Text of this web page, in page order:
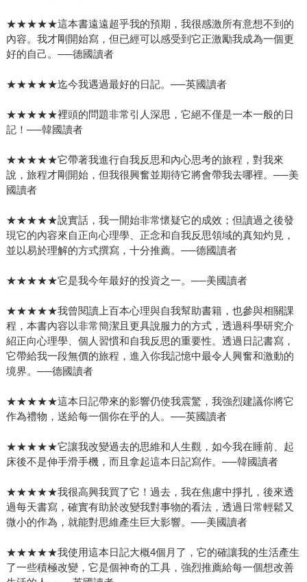
★★★★★這本書遠遠超乎我的預期，我很感激所有意想不到的
內容。我才剛開始寫，但已經可以感受到它正激勵我成為一個更
好的自己。──德國讀者
★★★★★迄今我遇過最好的日記。──英國讀者
★★★★★裡頭的問題非常引人深思，它絕不僅是一本一般的日
記！──韓國讀者
★★★★★它帶著我進行自我反思和內心思考的旅程，對我來
說，旅程才剛開始，但我很興奮並期待它將會帶我去哪裡。──美
國讀者
★★★★★說實話，我一開始非常懷疑它的成效；但讀過之後發
現它的內容來自正向心理學、正念和自我反思領域的真知灼見，
並以易於理解的方式撰寫，十分推薦。──德國讀者
★★★★★它是我今年最好的投資之一。──美國讀者
★★★★★我曾閱讀上百本心理與自我幫助書籍，也參與相關課
程，本書內容以非常簡潔且更具說服力的方式，透過科學研究介
紹正向心理學、個人習慣和自我反思的重要性。透過日記書寫，
它帶給我一段無價的旅程，進入你我記憶中最令人興奮和激動的
境界。──德國讀者
★★★★★這本日記帶來的影響仍使我震驚，我強烈建議你將它
作為禮物，送給每一個你在乎的人。──英國讀者
★★★★★它讓我改變過去的思維和人生觀，如今我在睡前、起
床後不是伸手滑手機，而且拿起這本日記寫作。──韓國讀者
★★★★★我很高興我買了它！過去，我在焦慮中掙扎，後來透
過每天書寫，確實有助於改變我對事物的看法，透過日常輕鬆又
微小的作為，就能對思維產生巨大影響。──美國讀者
★★★★★我使用這本日記大概4個月了，它的確讓我的生活產生
了一些積極改變，它是個神奇的工具，強烈推薦給每一個想改善